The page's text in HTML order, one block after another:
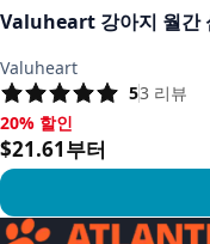
Valuheart 강아지 월간
Valuheart
53 리뷰
20% 할인, $21.61부터
20% 할인
$21.61부터
상품 보기